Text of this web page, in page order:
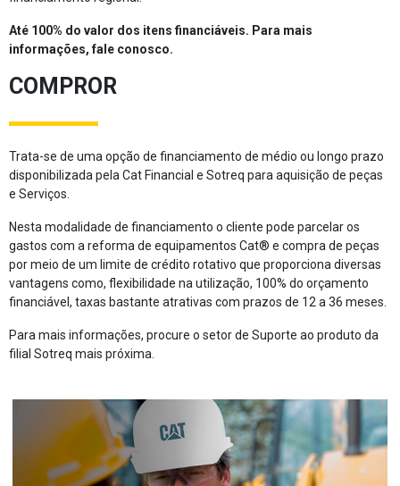
Até 100% do valor dos itens financiáveis. Para mais
informações, fale conosco.
COMPROR
Trata-se de uma opção de financiamento de médio ou longo prazo
disponibilizada pela Cat Financial e Sotreq para aquisição de peças
e Serviços.
Nesta modalidade de financiamento o cliente pode parcelar os
gastos com a reforma de equipamentos Cat® e compra de peças
por meio de um limite de crédito rotativo que proporciona diversas
vantagens como, flexibilidade na utilização, 100% do orçamento
financiável, taxas bastante atrativas com prazos de 12 a 36 meses.
Para mais informações, procure o setor de Suporte ao produto da
filial Sotreq mais próxima.